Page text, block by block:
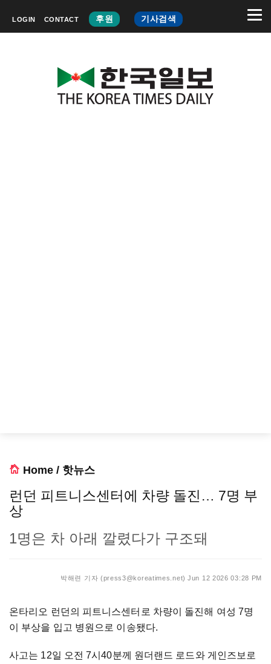
LOGIN CONTACT 후원 기사검색
Home / 핫뉴스
런던 피트니스센터에 차량 돌진… 7명 부
상
1명은 차 아래 깔렸다가 구조돼
박해련 기자 (press3@koreatimes.net) Jun 12 2026 03:28 PM
온타리오 런던의 피트니스센터로 차량이 돌진해 여성 7명
이 부상을 입고 병원으로 이송됐다.
사고는 12일 오전 7시40분께 원더랜드 로드와 게인즈보로